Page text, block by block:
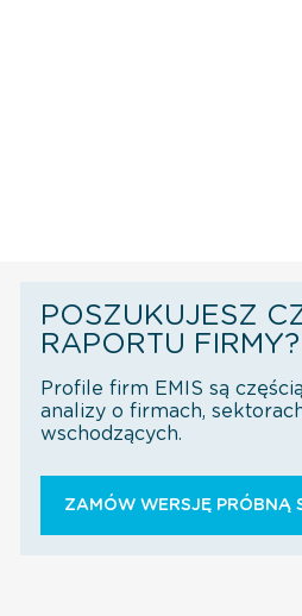
POSZUKUJESZ
RAPORTU FIRMY?
Profile firm EMIS są
analizy o firmach,
wschodzących.
ZAMÓW WERSJĘ PRÓBNĄ